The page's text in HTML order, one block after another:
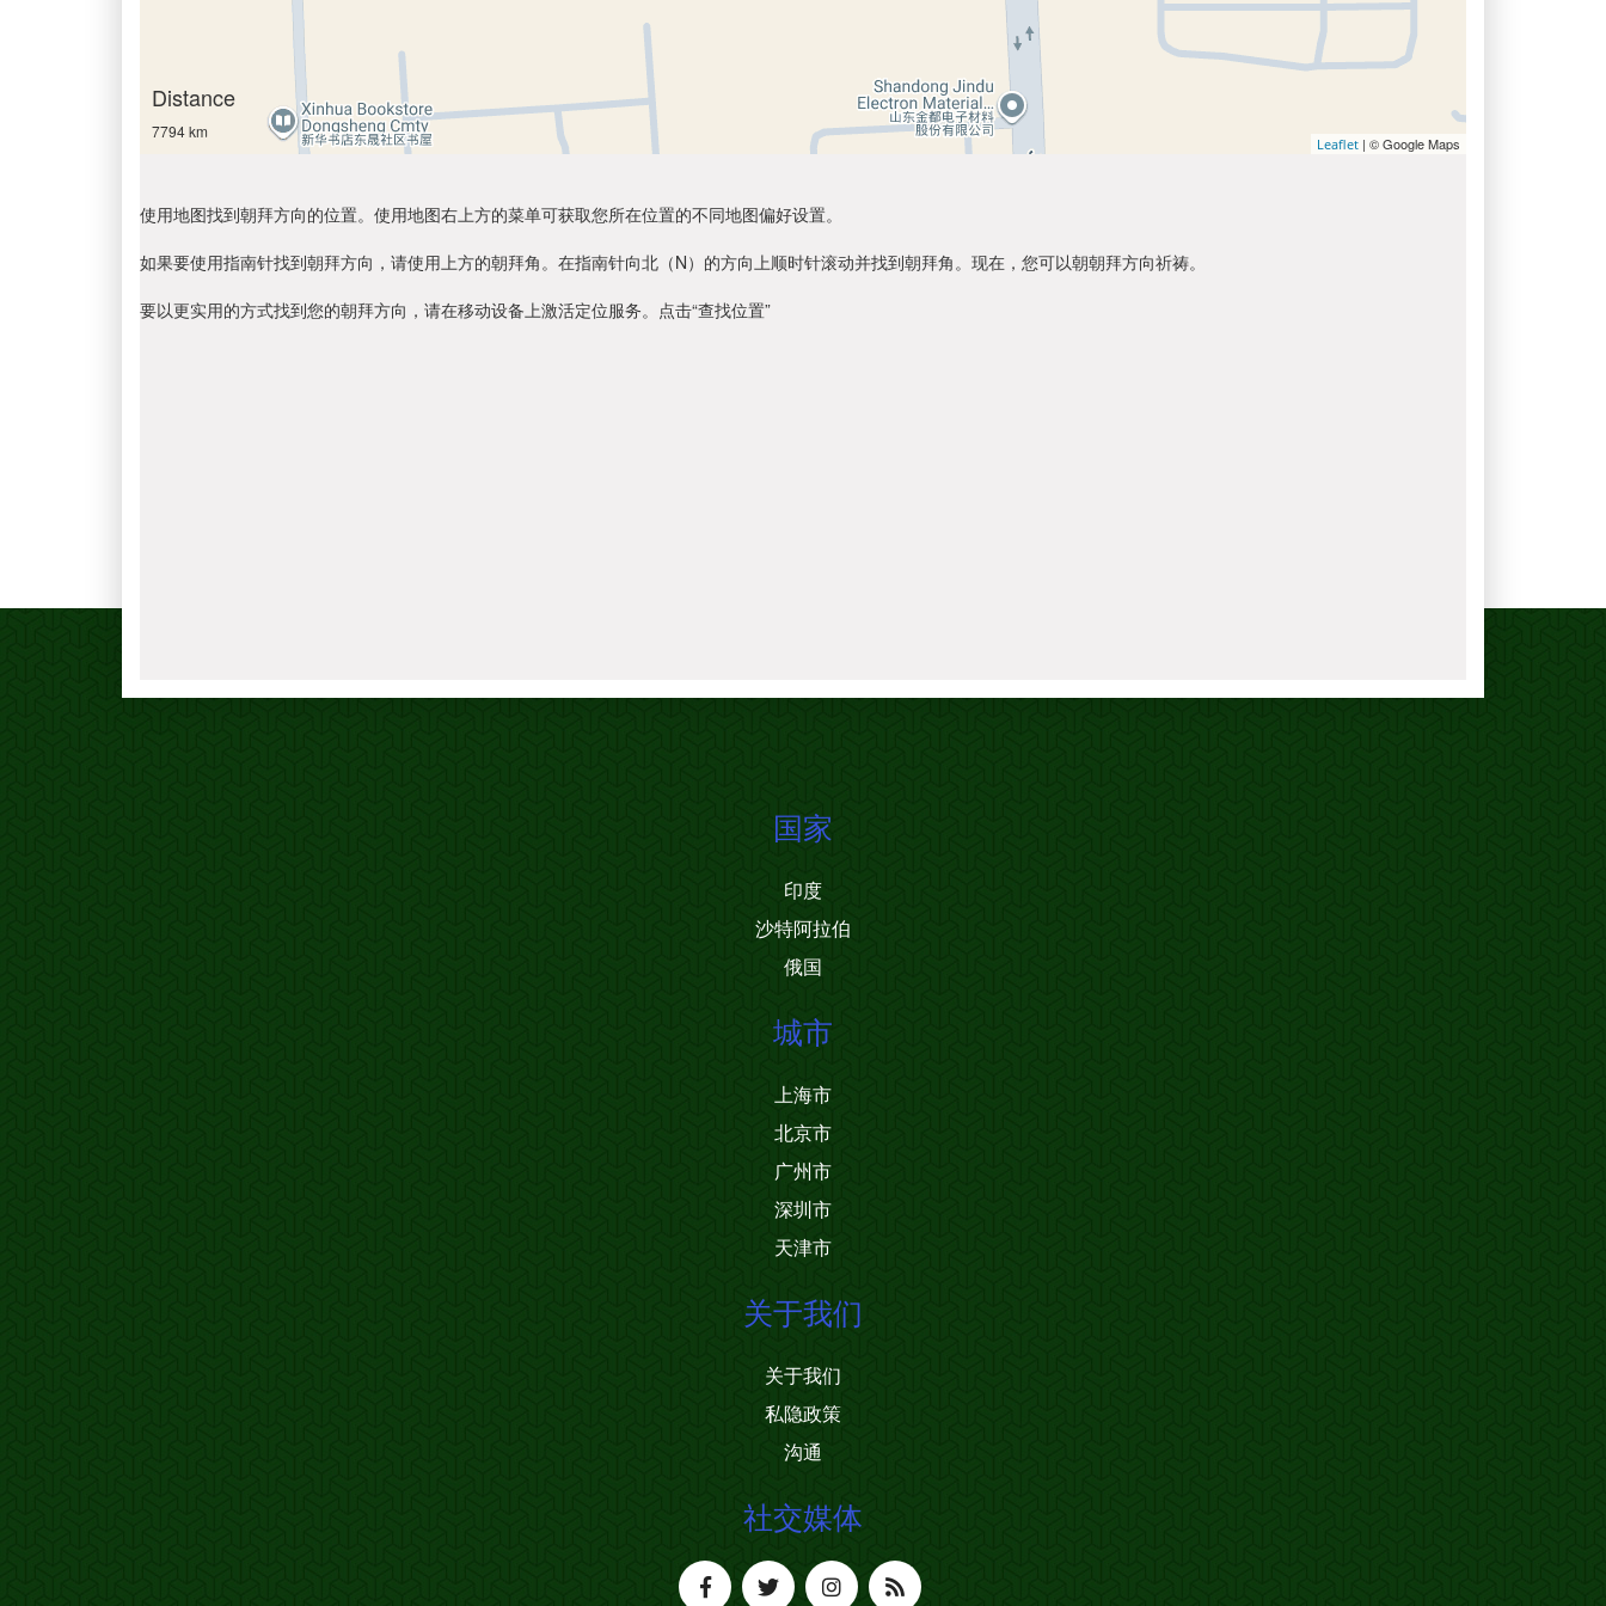
Distance
7794 km
Leaflet | © Google Maps
使用地图找到朝拜方向的位置。使用地图右上方的菜单可获取您所在位置的不同地图偏好设置。
如果要使用指南针找到朝拜方向，请使用上方的朝拜角。在指南针向北（N）的方向上顺时针滚动并找到朝拜角。现在，您可以朝朝拜方向祈祷。
要以更实用的方式找到您的朝拜方向，请在移动设备上激活定位服务。点击“查找位置”
国家
印度
沙特阿拉伯
俄国
城市
上海市
北京市
广州市
深圳市
天津市
关于我们
关于我们
私隐政策
沟通
社交媒体